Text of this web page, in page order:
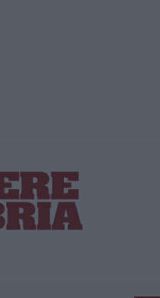
Droga e quasi